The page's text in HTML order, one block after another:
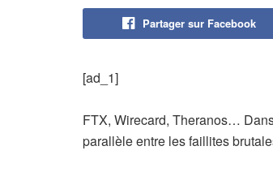
Partager sur Facebook
[ad_1]
FTX, Wirecard, Theranos…
parallèle entre les faillites